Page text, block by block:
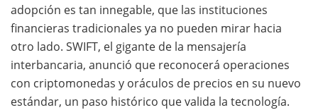
adopción es tan innegable, que las instituciones
financieras tradicionales ya no pueden mirar hacia
otro lado. SWIFT, el gigante de la mensajería
interbancaria, anunció que reconocerá operaciones
con criptomonedas y oráculos de precios en su nuevo
estándar, un paso histórico que valida la tecnología.